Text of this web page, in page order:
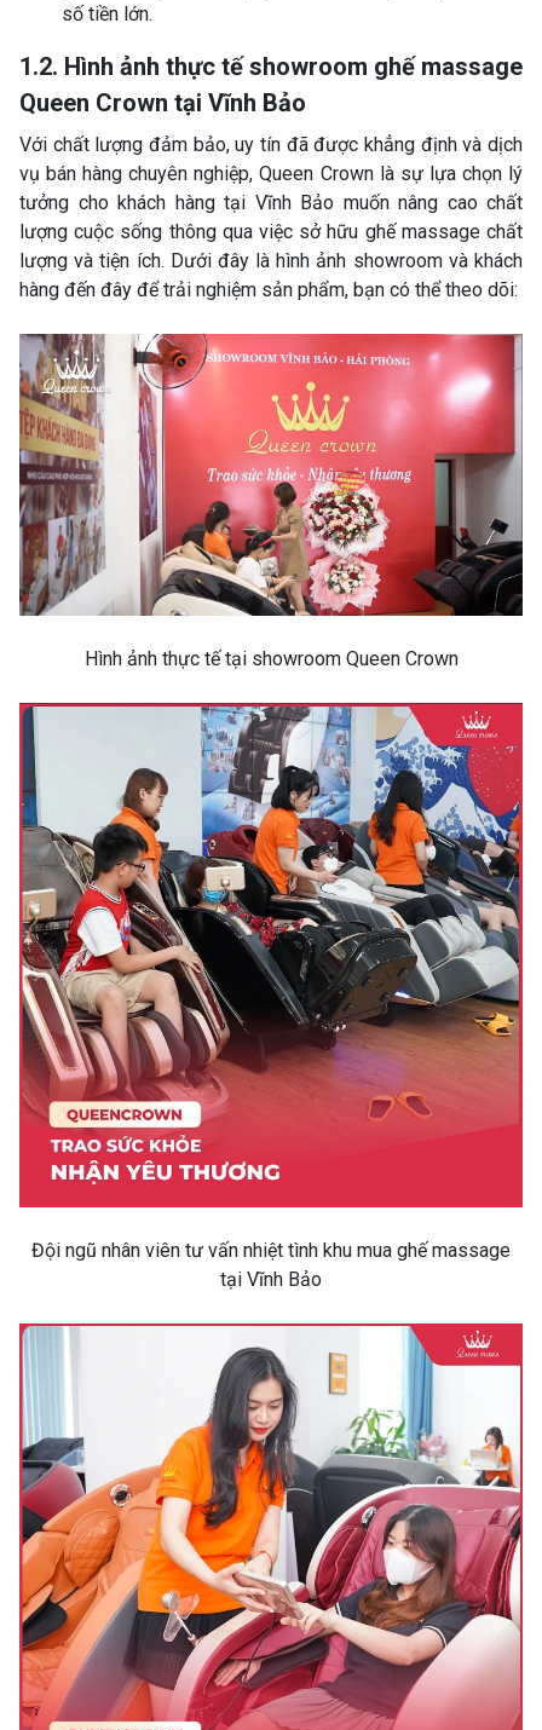
số tiền lớn.
1.2. Hình ảnh thực tế showroom ghế massage
Queen Crown tại Vĩnh Bảo
Với chất lượng đảm bảo, uy tín đã được khẳng định và dịch
vụ bán hàng chuyên nghiệp, Queen Crown là sự lựa chọn lý
tưởng cho khách hàng tại Vĩnh Bảo muốn nâng cao chất
lượng cuộc sống thông qua việc sở hữu ghế massage chất
lượng và tiện ích. Dưới đây là hình ảnh showroom và khách
hàng đến đây để trải nghiệm sản phẩm, bạn có thể theo dõi:
Hình ảnh thực tế tại showroom Queen Crown
Đội ngũ nhân viên tư vấn nhiệt tình khu mua ghế massage
tại Vĩnh Bảo